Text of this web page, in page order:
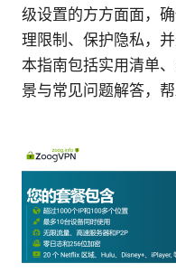
级设置的方方面面，
理限制、保护隐私，
本指南包括实用清单
景与常见问题解答，